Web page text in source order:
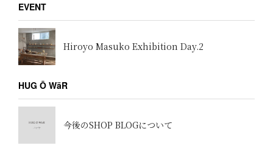
EVENT
Hiroyo Masuko Exhibition Day.2
HUG Ō WäR
今後のSHOP BLOGについて